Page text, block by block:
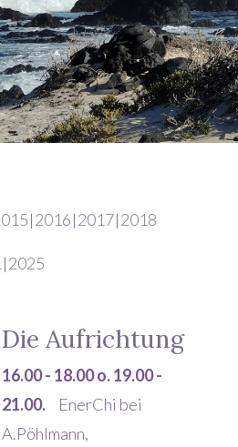
2016 2017 2018
2025
Die Aufrichtung
16.00 - 18.00 o. 19.00 -
21.00.
EnerChi bei
A.Pöhlmann,